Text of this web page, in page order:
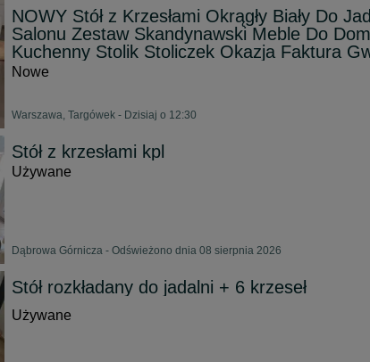
NOWY Stół z Krzesłami Okrągły Biały Do
Salonu Zestaw Skandynawski Meble Do
Kuchenny Stolik Stoliczek Okazja Faktura
Nowe
Warszawa, Targówek - Dzisiaj o 12:30
Stół z krzesłami kpl
Używane
Dąbrowa Górnicza - Odświeżono dnia 08 sierpnia 2026
Stół rozkładany do jadalni + 6 krzeseł
Używane